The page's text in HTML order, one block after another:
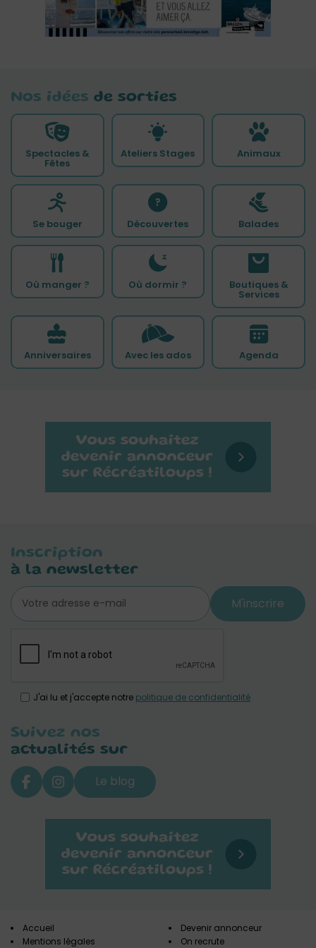
Nos idées de sorties
Spectacles &
Fêtes
Ateliers Stages Animaux
Se bouger Découvertes Balades
Où manger ? Où dormir ? Boutiques &
Services
Anniversaires Avec les ados Agenda
Inscription
à la newsletter
M'inscrire
J'ai lu et j'accepte notre politique de confidentialité
Suivez nos
actualités sur
Le blog
Accueil
Mentions légales
Devenir annonceur
On recrute